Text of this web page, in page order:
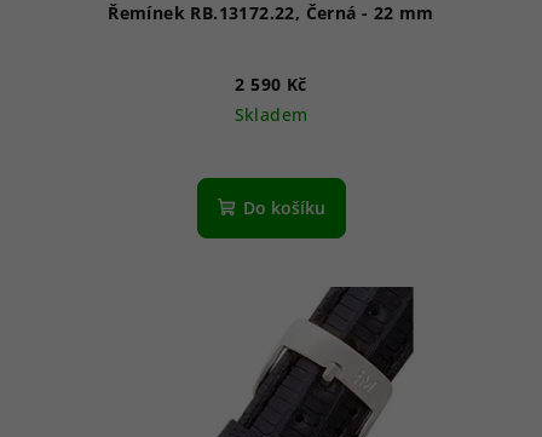
Řemínek RB.13172.22, Černá - 22 mm
2 590 Kč
Skladem
Do košíku